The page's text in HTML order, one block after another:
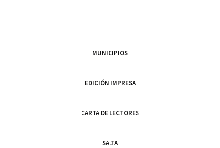
MUNICIPIOS
EDICIÓN IMPRESA
CARTA DE LECTORES
SALTA